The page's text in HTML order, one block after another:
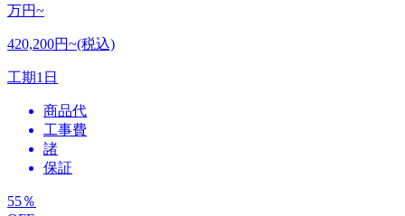
万円~
420,200円~(税込)
工期1日
商品代
工事費
諸
保証
55％